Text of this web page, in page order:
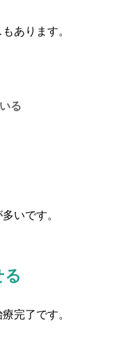
あります。
る
いです。
完了です。